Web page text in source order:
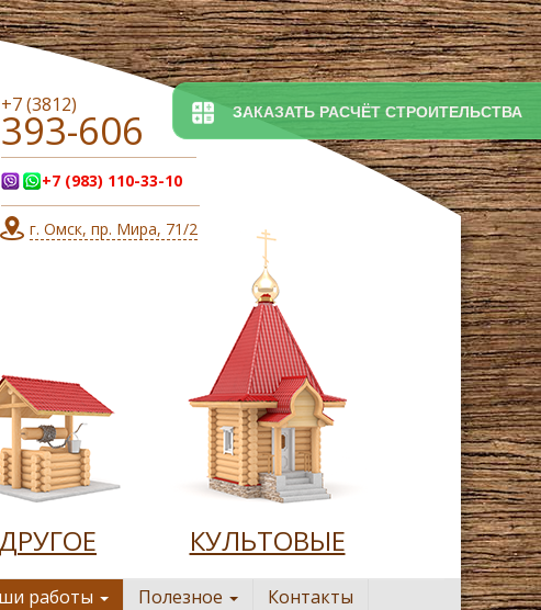
ЗАКАЗАТЬ РАСЧЁТ СТРОИТЕЛЬСТВА
+7 (3812)
393-606
+7 (983) 110-33-10
г. Омск, пр. Мира, 71/2
ДРУГОЕ КУЛЬТОВЫЕ
работы Полезное Контакты